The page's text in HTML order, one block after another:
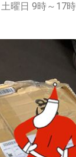
曜日 9時～17時